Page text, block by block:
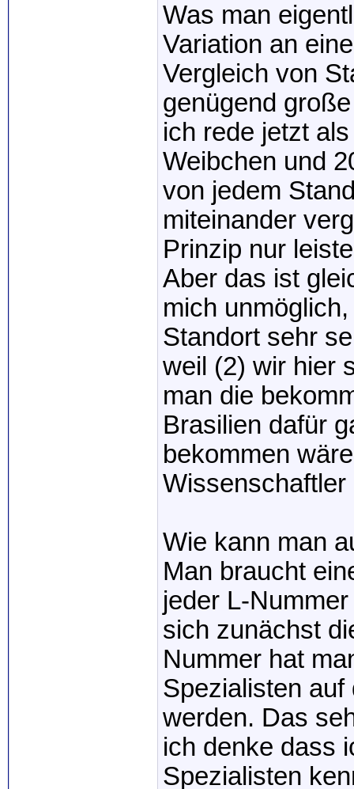
Was man
Variation an
Vergleich von
genügend
ich rede jetzt
Weibchen und
von jedem
miteinander
Prinzip nur
Aber das ist
mich
Standort sehr
weil (2) wir hier
man die
Brasilien dafür
bekommen
Wissenschaftler
Wie kann man
Man braucht
jeder L-
sich zunächst
Nummer hat
Spezialisten
werden. Das
ich denke dass
Spezialisten